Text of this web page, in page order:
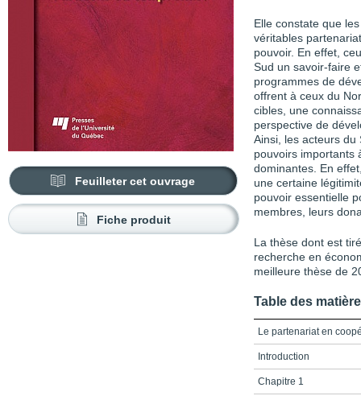
Feuilleter cet ouvrage
Fiche produit
Elle constate que
véritables
pouvoir. En effet,
Sud un savoir-faire
programmes de
offrent à ceux du
cibles, une
perspective de
Ainsi, les acteurs du
pouvoirs importants
dominantes. En
une certaine
pouvoir essentielle
membres, leurs
La thèse dont est
recherche en
meilleure thèse de
Table des
Le partenariat en
Introduction
Chapitre 1